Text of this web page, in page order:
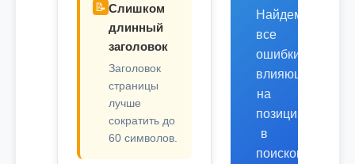
📝 Слишком
длинный
заголовок
Заголовок
страницы
лучше
сократить до
60 символов.
Найдем
все
ошибки,
влияющие
на
позиции
в
поисковых